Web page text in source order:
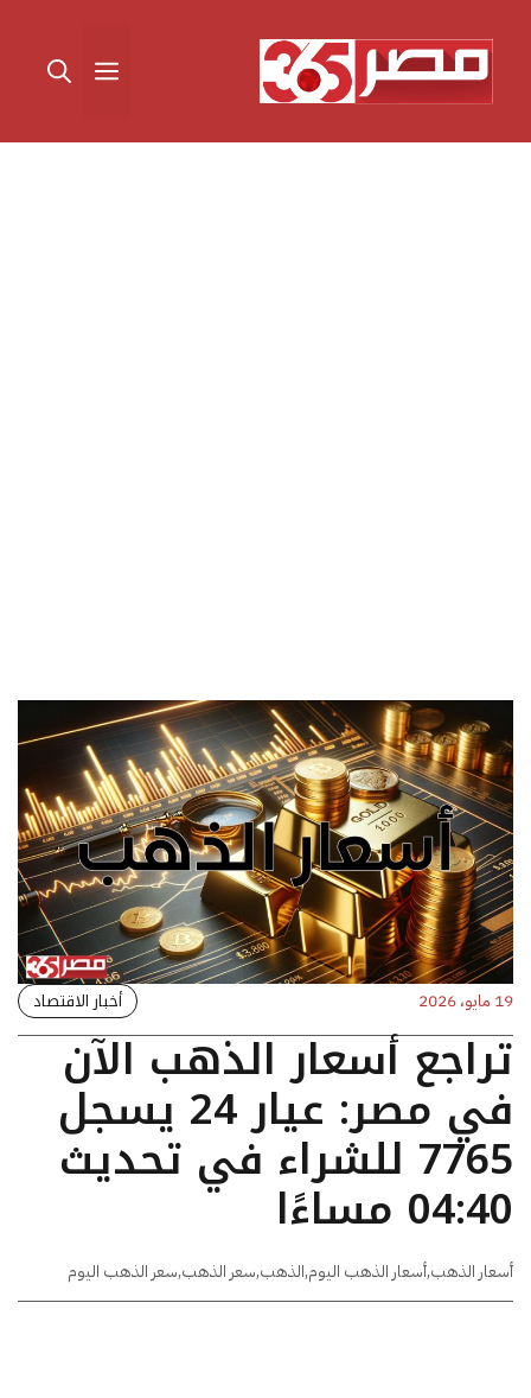
المحتوى القائمة
19 مايو، 2026 أخبار الاقتصاد
تراجع أسعار الذهب الآن
في مصر: عيار 24 يسجل
7765 للشراء في تحديث
04:40 مساءًا
أسعار الذهب,أسعار الذهب اليوم,الذهب,سعر الذهب,سعر الذهب اليوم